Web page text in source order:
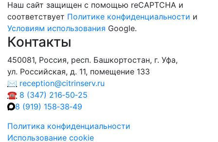
Наш сайт защищен с помощью reCAPTCHA и
соответствует Политике конфиденциальности и
Условиям использования Google.
Контакты
450081, Россия, респ. Башкортостан, г. Уфа,
ул. Российская, д. 11, помещение 133
✉ reception@citrinserv.ru
☎ 8 (347) 216‑50‑25
8 (919) 158‑38‑49
Политика конфиденциальности
Использование cookie